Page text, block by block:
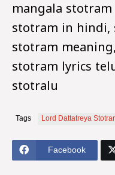
mangala
stotram in hindi,
stotram
stotram lyrics
stotralu
Tags Lord Dattatreya
Facebook